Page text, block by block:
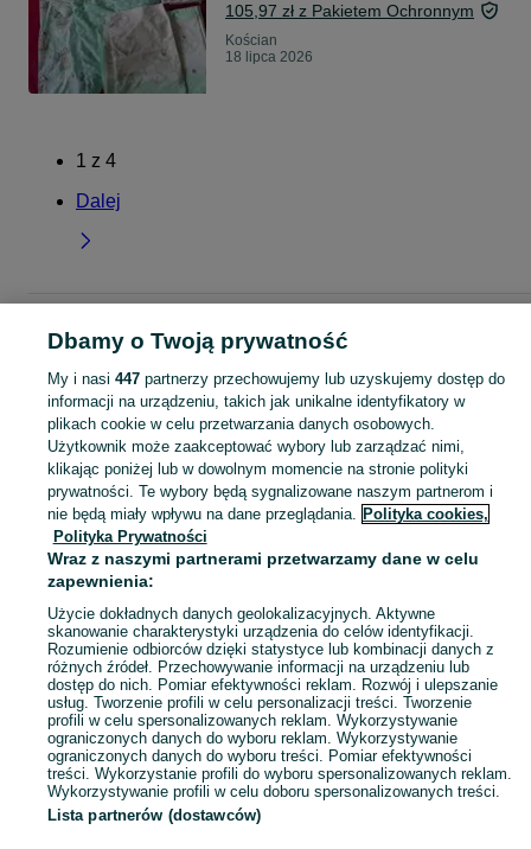
105,97 zł z Pakietem Ochronnym
Kościan
18 lipca 2026
1 z 4
Dalej
Akcesoria do spania - Wielkopolskie Akcesoria do spania - Kościan
KATEGORIA
Karuzele do łóżeczka, ochraniacze, śpiworki i inne akcesoria do spania dla niemowląt, nowe i używane. Zobacz ogłoszenia na OLX.pl. Zobacz
Mapa kategorii
Mapa miejscowości
Mapa ministron
Popularne wyszukiwania
Dbamy o Twoją prywatność
My i nasi 447partnerzy przechowujemy lub uzyskujemy dostęp do
informacji na urządzeniu, takich jak unikalne identyfikatory w
plikach cookie w celu przetwarzania danych osobowych.
Użytkownik może zaakceptować wybory lub zarządzać nimi,
klikając poniżej lub w dowolnym momencie na stronie polityki
prywatności. Te wybory będą sygnalizowane naszym partnerom i
nie będą miały wpływu na dane przeglądania. Polityka cookies,
Polityka Prywatności
Wraz z naszymi partnerami przetwarzamy dane w celu
zapewnienia:
Użycie dokładnych danych geolokalizacyjnych. Aktywne
skanowanie charakterystyki urządzenia do celów identyfikacji.
Rozumienie odbiorców dzięki statystyce lub kombinacji danych z
różnych źródeł. Przechowywanie informacji na urządzeniu lub
dostęp do nich. Pomiar efektywności reklam. Rozwój i ulepszanie
usług. Tworzenie profili w celu personalizacji treści. Tworzenie
profili w celu spersonalizowanych reklam. Wykorzystywanie
ograniczonych danych do wyboru reklam. Wykorzystywanie
ograniczonych danych do wyboru treści. Pomiar efektywności
treści. Wykorzystanie profili do wyboru spersonalizowanych reklam.
Wykorzystywanie profili w celu doboru spersonalizowanych treści.
Lista partnerów (dostawców)